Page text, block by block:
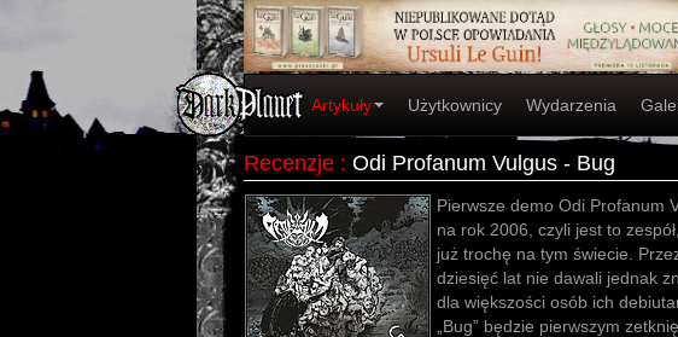
Artykuły Użytkownicy Wydarzenia
Recenzje : Odi Profanum Vulgus - Bug
Pierwsze demo Odi Profanum
na rok 2006, czyli jest to
już trochę na tym świecie.
dziesięć lat nie dawali jednak
dla większości osób ich
„Bug” będzie pierwszym